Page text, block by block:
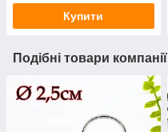
Купити
Подібні товари компанії